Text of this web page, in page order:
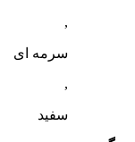
,
سرمه ای
,
سفید